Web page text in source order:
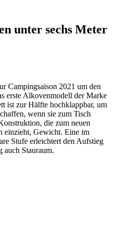
unter sechs Meter
Campingsaison 2021 um den
erste Alkovenmodell der Marke
ist zur Hälfte hochklappbar, um
wenn sie zum Tisch
die zum neuen
einzieht, Gewicht. Eine im
Stufe erleichtert den Aufstieg
auch Stauraum.